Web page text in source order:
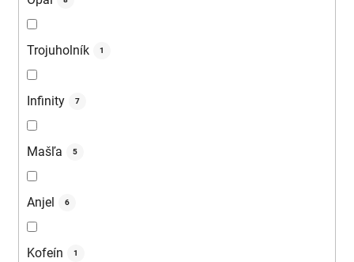
Trojuholník 1
Infinity 7
Mašľa 5
Anjel 6
Kofeín 1